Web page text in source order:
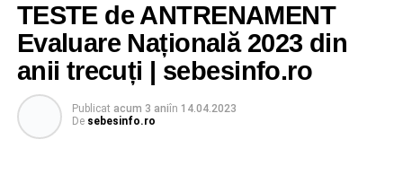
TESTE de ANTRENAMENT
Evaluare Națională 2023 din
anii trecuți | sebesinfo.ro
Publicat acum 3 aniîn 14.04.2023
De sebesinfo.ro